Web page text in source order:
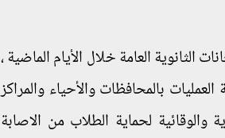
الثانوية العامة خلال الأيام الماضية ،
بالمحافظات والأحياء والمراكز
والوقائية لحماية الطلاب من الاصابة